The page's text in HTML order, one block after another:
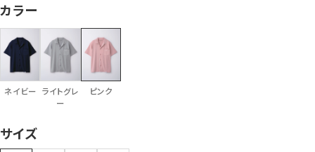
カラー
ネイビー ライトグレ
ー
ピンク
サイズ